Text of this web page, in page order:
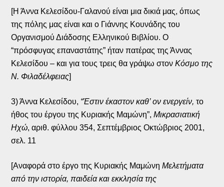
[Η Άννα Κελεσίδου-Γαλανού είναι μια δικιά μας, όπως
της πόλης μας είναι και ο Γιάννης Κουνάδης του
Οργανισμού Διάδοσης Ελληνικού Βιβλίου. Ο
“πρόσφυγας επαναστάτης” ήταν πατέρας της Άννας
Κελεσίδου – και για τους τρεις θα γράψω στονΚόσμο της
Ν. Φιλαδέλφειας
3) Άννα Κελεσίδου, “Έστιν έκαστον καθ’ ον ενεργείν,το
ήθος του έργου της Κυριακής Μαμώνη”,Μικρασιατική
Ηχώ, αριθ. φύλλου 354, Σεπτέμβριος Οκτώβριος 2001,
σελ. 11
[Αναφορά στο έργο της Κυριακής ΜαμώνηΜελετήματα
από την ιστορία, παιδεία και εκκλησία της